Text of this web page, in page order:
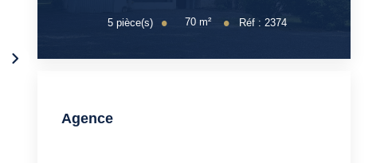
5 pièce(s) 70 m² Réf : 2374
Agence